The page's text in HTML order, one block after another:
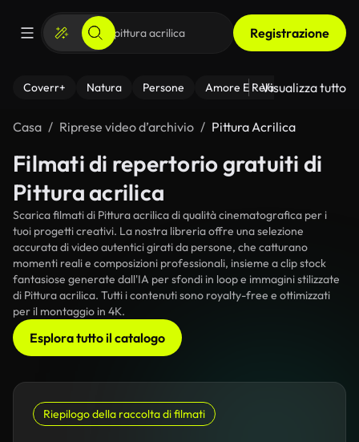
Registrazione
Coverr+ Natura Persone Amore E Relazioni Il
Visualizza tutto
Casa Riprese video d’archivio Pittura Acrilica
Filmati di repertorio gratuiti di
Pittura acrilica
Scarica filmati di Pittura acrilica di qualità cinematografica per i
tuoi progetti creativi. La nostra libreria offre una selezione
accurata di video autentici girati da persone, che catturano
momenti reali e composizioni professionali, insieme a clip stock
fantasiose generate dall'IA per sfondi in loop e immagini stilizzate
di Pittura acrilica. Tutti i contenuti sono royalty-free e ottimizzati
per il montaggio in 4K.
Esplora tutto il catalogo
Riepilogo della raccolta di filmati